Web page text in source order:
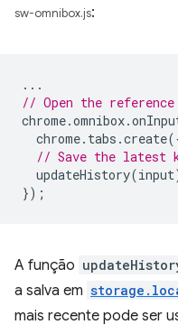
sw-omnibox.js:
...
// Open the
chrome.omnibox.
chrome. tabs .create
// Save the latest
updateHistory(input
});
A função
a salva em
mais recente pode ser